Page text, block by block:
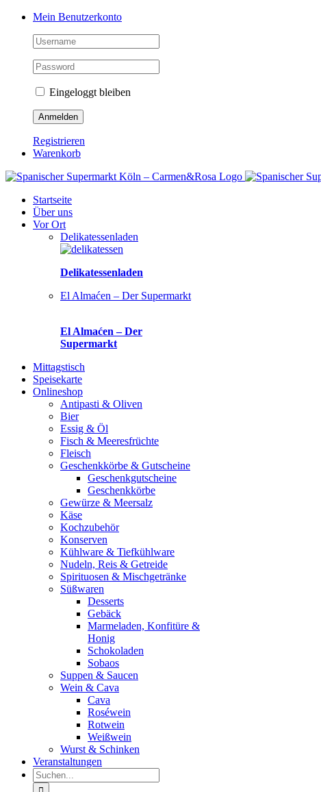
Zum
springen
Facebook
Instagram
Pinterest
Tiktok
YouTubeMein Benutzerkonto
Eingeloggt bleiben
Registrieren
Warenkorb
Startseite
Über uns
Vor Ort
Delikatessenladen
Delikatessenladen
El Almaćen – Der Supermarkt
El Almaćen – Der
Supermarkt
Mittagstisch
Speisekarte
Onlineshop
Antipasti & Oliven
Bier
Essig & Öl
Fisch & Meeresfrüchte
Fleisch
Geschenkkörbe & Gutscheine
Geschenkgutscheine
Geschenkkörbe
Gewürze & Meersalz
Käse
Kochzubehör
Konserven
Kühlware & Tiefkühlware
Nudeln, Reis & Getreide
Spirituosen & Mischgetränke
Süßwaren
Desserts
Gebäck
Marmeladen, Konfitüre &
Honig
Schokoladen
Sobaos
Suppen & Saucen
Wein & Cava
Cava
Roséwein
Rotwein
Weißwein
Wurst & Schinken
Veranstaltungen
Suche
nach: